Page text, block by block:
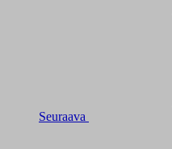
Seuraava